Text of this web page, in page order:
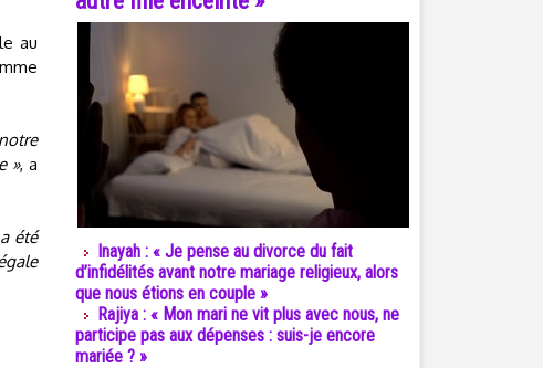
au
», a
été
Inayah : « Je pense au divorce du fait
d’infidélités avant notre mariage religieux, alors
que nous étions en couple »
Rajiya : « Mon mari ne vit plus avec nous, ne
participe pas aux dépenses : suis-je encore
mariée ? »